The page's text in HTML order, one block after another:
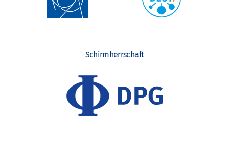
Schirmherrschaft